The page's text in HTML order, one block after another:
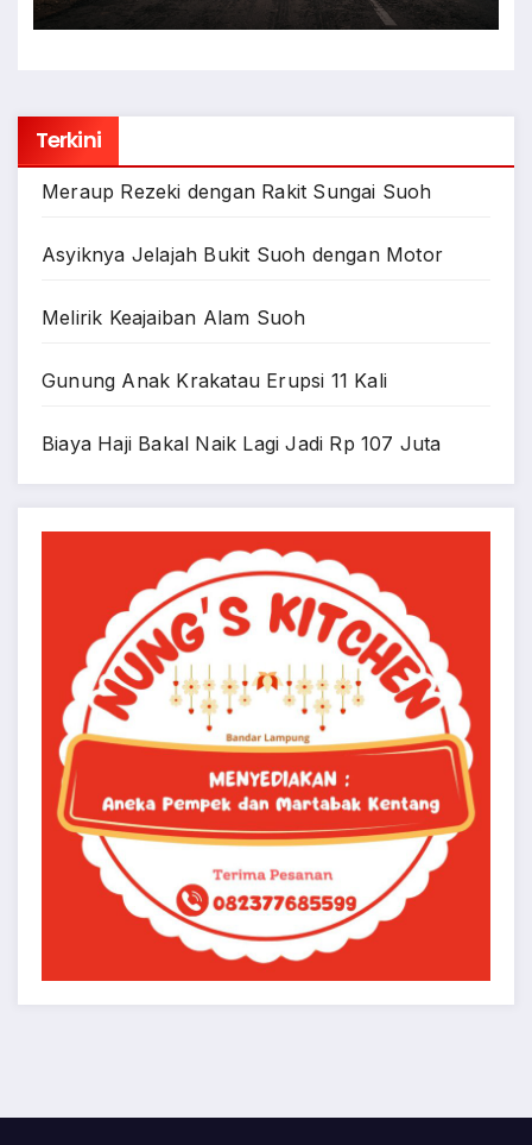
Terkini
Meraup Rezeki dengan Rakit Sungai Suoh
Asyiknya Jelajah Bukit Suoh dengan Motor
Melirik Keajaiban Alam Suoh
Gunung Anak Krakatau Erupsi 11 Kali
Biaya Haji Bakal Naik Lagi Jadi Rp 107 Juta